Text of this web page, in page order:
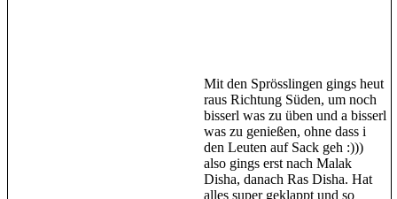
Mit den Sprösslingen gings heut
raus Richtung Süden, um noch
bisserl was zu üben und a bisserl
was zu genießen, ohne dass i
den Leuten auf Sack geh :)))
also gings erst nach Malak
Disha, danach Ras Disha. Hat
alles super geklappt und so